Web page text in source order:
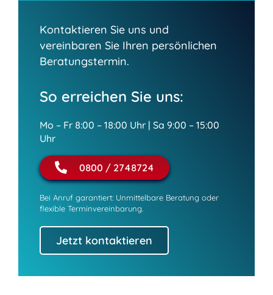
Kontaktieren Sie uns und
vereinbaren Sie Ihren persönlichen
Beratungstermin.
So erreichen Sie uns:
Mo – Fr 8:00 – 18:00 Uhr | Sa 9:00 – 15:00
Uhr
0800 / 2748724
Bei Anruf garantiert: Unmittelbare Beratung oder
flexible Terminvereinbarung.
Jetzt kontaktieren